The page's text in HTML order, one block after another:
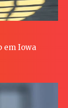
em Iowa